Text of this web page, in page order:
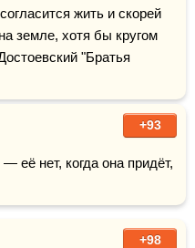
жить и скорей
земле, хотя бы кругом
"Братья
+93
её нет, когда она придёт,
+98